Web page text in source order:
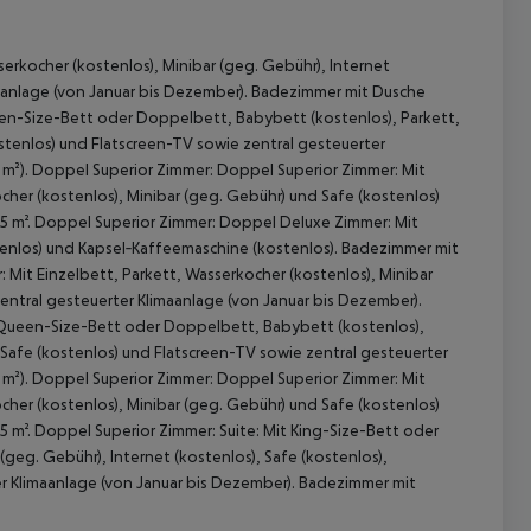
(kostenlos), Minibar (geg. Gebühr), Internet
(von Januar bis Dezember). Badezimmer mit Dusche
Size-Bett oder Doppelbett, Babybett (kostenlos), Parkett,
und Flatscreen-TV sowie zentral gesteuerter
Doppel Superior Zimmer: Doppel Superior Zimmer: Mit
(kostenlos), Minibar (geg. Gebühr) und Safe (kostenlos)
Doppel Superior Zimmer: Doppel Deluxe Zimmer: Mit
und Kapsel‑Kaffeemaschine (kostenlos). Badezimmer mit
Mit Einzelbett, Parkett, Wasserkocher (kostenlos), Minibar
gesteuerter Klimaanlage (von Januar bis Dezember).
Size-Bett oder Doppelbett, Babybett (kostenlos),
(kostenlos) und Flatscreen-TV sowie zentral gesteuerter
Doppel Superior Zimmer: Doppel Superior Zimmer: Mit
(kostenlos), Minibar (geg. Gebühr) und Safe (kostenlos)
Doppel Superior Zimmer: Suite: Mit King-Size-Bett oder
Gebühr), Internet (kostenlos), Safe (kostenlos),
(von Januar bis Dezember). Badezimmer mit